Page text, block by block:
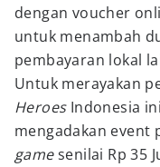
dengan voucher
untuk menambah
pembayaran lokal
Untuk merayakan
HeroesIndonesia
mengadakan event
gamesenilai Rp 35